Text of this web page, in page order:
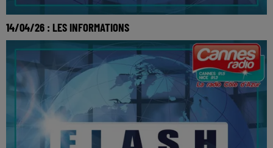
14/04/26 : LES INFORMATIONS